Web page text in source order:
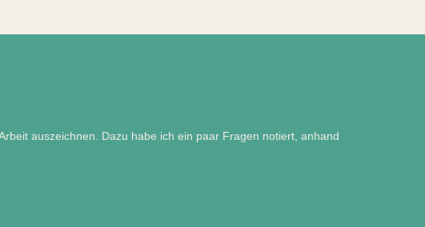
auszeichnen. Dazu habe ich ein paar Fragen notiert, anhand